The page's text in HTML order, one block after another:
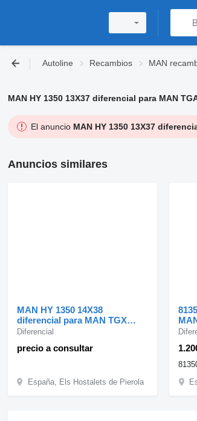
Autoline Recambios MAN
MAN HY 1350 13X37 diferencial para MAN
El anuncio MAN HY 1350 13X37
Anuncios similares
MAN HY 1350 14X38
diferencial para MAN TGX
18.440 cabeza tractora
precio a consultar
Diferencial
España, Els Hostalets de Pierola